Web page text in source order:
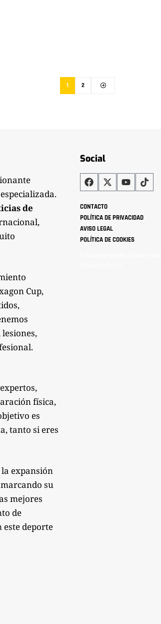
1 2
de
Cup,
física,
es
tanto si eres
expansión
su
mejores
de
deporte
Social
CONTACTO
POLÍTICA DE PRIVACIDAD
AVISO LEGAL
POLÍTICA DE COOKIES